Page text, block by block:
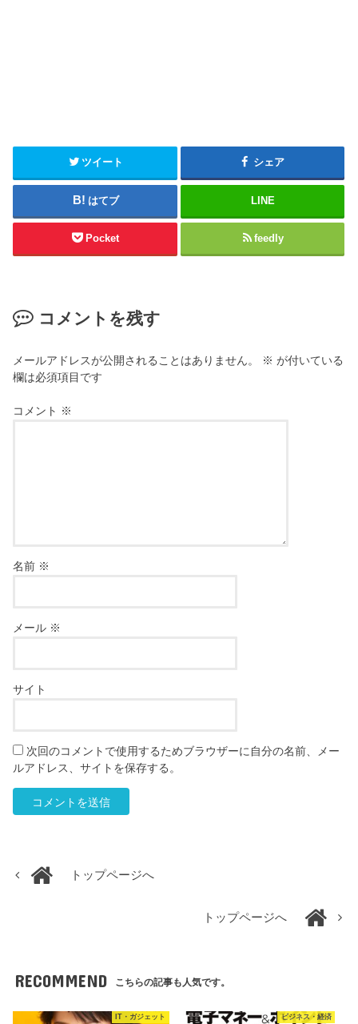
ツイート シェア
はてブ LINE
Pocket feedly
コメントを残す
メールアドレスが公開されることはありません。 ※ が付いている
欄は必須項目です
コメント ※
名前 ※
メール ※
サイト
次回のコメントで使用するためブラウザーに自分の名前、メー
ルアドレス、サイトを保存する。
トップページへ
トップページへ
RECOMMEND こちらの記事も人気です。
IT・ガジェット ビジネス・経済